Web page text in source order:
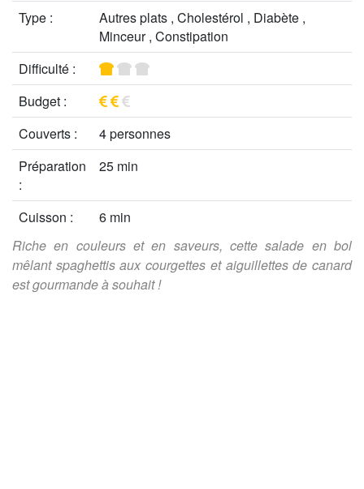
Type :
Autres plats , Cholestérol , Diabète ,
Minceur , Constipation
Difficulté :
Budget :
Couverts :
4 personnes
Préparation
:
25 min
Cuisson :
6 min
Riche en couleurs et en saveurs, cette salade en bol
mêlant spaghettis aux courgettes et aiguillettes de canard
est gourmande à souhait !